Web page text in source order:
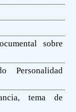
sobre
Personalidad
tema de